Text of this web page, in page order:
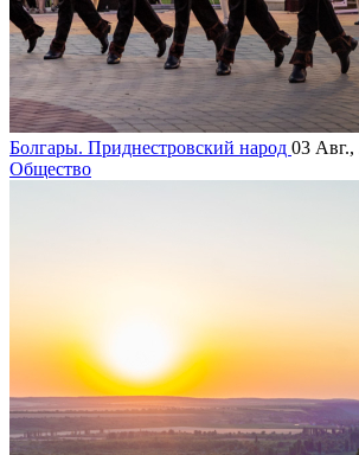
Болгары. Приднестровский народ 03 Авг.,
Общество